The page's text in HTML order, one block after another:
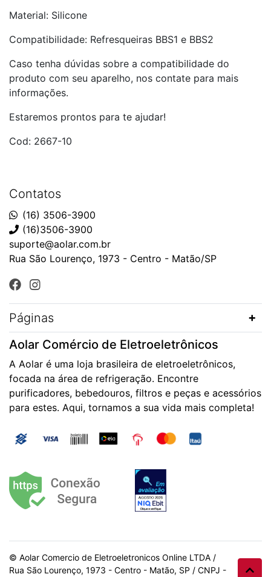
Material: Silicone
Compatibilidade: Refresqueiras BBS1 e BBS2
Caso tenha dúvidas sobre a compatibilidade do
produto com seu aparelho, nos contate para mais
informações.
Estaremos prontos para te ajudar!
Cod: 2667-10
Contatos
(16) 3506-3900
(16)3506-3900
suporte@aolar.com.br
Rua São Lourenço, 1973 - Centro - Matão/SP
Páginas
Aolar Comércio de Eletroeletrônicos
A Aolar é uma loja brasileira de eletroeletrônicos,
focada na área de refrigeração. Encontre
purificadores, bebedouros, filtros e peças e acessórios
para estes. Aqui, tornamos a sua vida mais completa!
© Aolar Comercio de Eletroeletronicos Online LTDA /
Rua São Lourenço, 1973 - Centro - Matão, SP / CNPJ -